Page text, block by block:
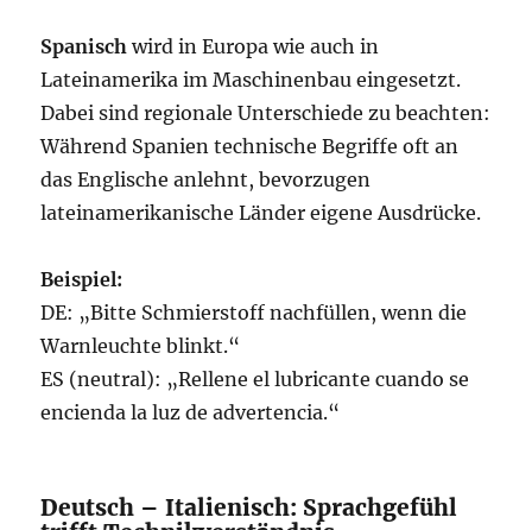
Spanisch wird in Europa wie auch in
Lateinamerika im Maschinenbau eingesetzt.
Dabei sind regionale Unterschiede zu beachten:
Während Spanien technische Begriffe oft an
das Englische anlehnt, bevorzugen
lateinamerikanische Länder eigene Ausdrücke.
Beispiel:
DE: „Bitte Schmierstoff nachfüllen, wenn die
Warnleuchte blinkt.“
ES (neutral): „Rellene el lubricante cuando se
encienda la luz de advertencia.“
Deutsch – Italienisch: Sprachgefühl